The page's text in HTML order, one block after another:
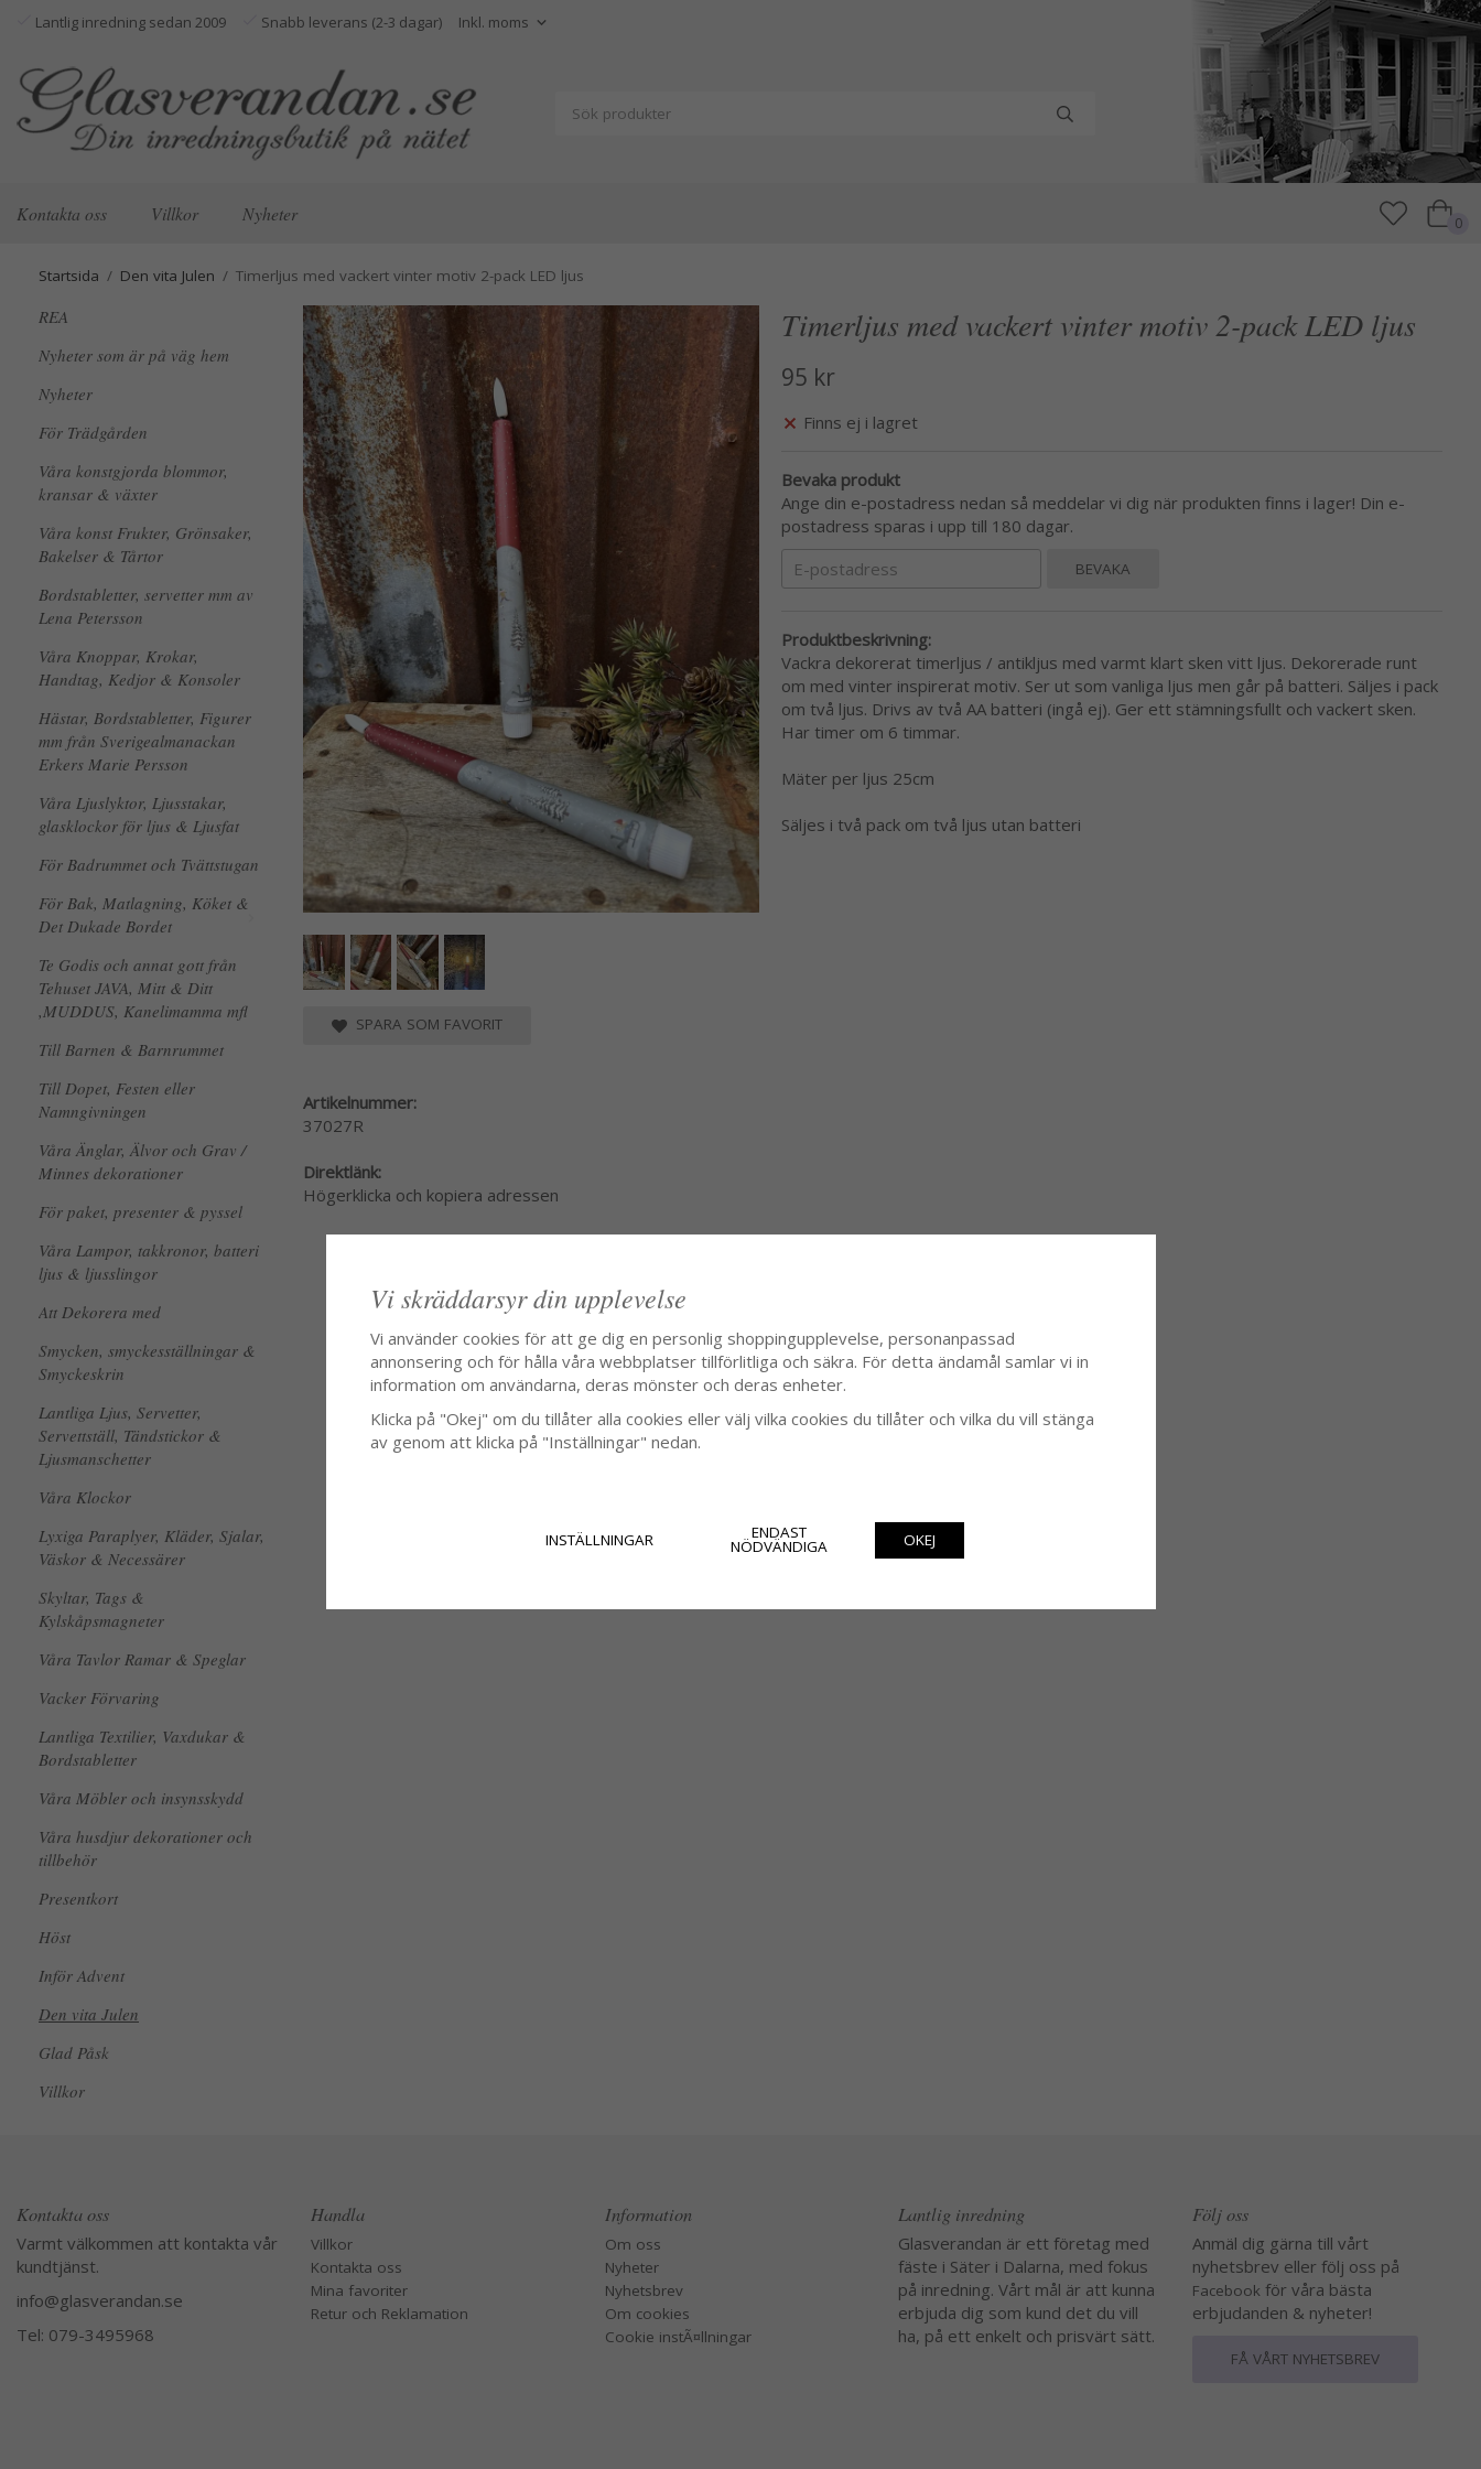
Lantlig inredning sedan 2009 Snabb leverans (2-3 dagar)
Kontakta oss Villkor Nyheter 0
Startsida / Den vita Julen / Timerljus med vackert vinter motiv 2-pack LED ljus
REA
Nyheter som är på väg hem
Nyheter
För Trädgården
Våra konstgjorda blommor,
kransar & växter
Våra konst Frukter, Grönsaker,
Bakelser & Tårtor
Bordstabletter, servetter mm av
Lena Petersson
Våra Knoppar, Krokar,
Handtag, Kedjor & Konsoler
Hästar, Bordstabletter, Figurer
mm från Sverigealmanackan
Erkers Marie Persson
Våra Ljuslyktor, Ljusstakar,
glasklockor för ljus & Ljusfat
För Badrummet och Tvättstugan
För Bak, Matlagning, Köket &
Det Dukade Bordet
Te Godis och annat gott från
Tehuset JAVA, Mitt & Ditt
,MUDDUS, Kanelimamma mfl
Till Barnen & Barnrummet
Till Dopet, Festen eller
Namngivningen
Våra Änglar, Älvor och Grav /
Minnes dekorationer
För paket, presenter & pyssel
Våra Lampor, takkronor, batteri
ljus & ljusslingor
Att Dekorera med
Smycken, smyckesställningar &
Smyckeskrin
Lantliga Ljus, Servetter,
Servettställ, Tändstickor &
Ljusmanschetter
Våra Klockor
Lyxiga Paraplyer, Kläder, Sjalar,
Väskor & Necessärer
Skyltar, Tags &
Kylskåpsmagneter
Våra Tavlor Ramar & Speglar
Vacker Förvaring
Lantliga Textilier, Vaxdukar &
Bordstabletter
Våra Möbler och insynsskydd
Våra husdjur dekorationer och
tillbehör
Presentkort
Höst
Inför Advent
Den vita Julen
Glad Påsk
Villkor
Timerljus med vackert vinter motiv 2-pack LED ljus
95 kr
Finns ej i lagret
Bevaka produkt
Ange din e-postadress nedan så meddelar vi dig när produkten finns i lager! Din e-
postadress sparas i upp till 180 dagar.
BEVAKA
Produktbeskrivning:
Vackra dekorerat timerljus / antikljus med varmt klart sken vitt ljus. Dekorerade runt
om med vinter inspirerat motiv. Ser ut som vanliga ljus men går på batteri. Säljes i pack
om två ljus. Drivs av två AA batteri (ingå ej). Ger ett stämningsfullt och vackert sken.
Har timer om 6 timmar.
Mäter per ljus 25cm
Säljes i två pack om två ljus utan batteri
SPARA SOM FAVORIT
Artikelnummer:
37027R
Direktlänk:
Högerklicka och kopiera adressen
Kontakta oss
Varmt välkommen att kontakta vår
kundtjänst.
info@glasverandan.se
Tel: 079-3495968
Handla
Villkor
Kontakta oss
Mina favoriter
Retur och Reklamation
Information
Om oss
Nyheter
Nyhetsbrev
Om cookies
Cookie instÃ¤llningar
Lantlig inredning
Glasverandan är ett företag med
fäste i Säter i Dalarna, med fokus
på inredning. Vårt mål är att kunna
erbjuda dig som kund det du vill
ha, på ett enkelt och prisvärt sätt.
Följ oss
Anmäl dig gärna till vårt
nyhetsbrev eller följ oss på
Facebook för våra bästa
erbjudanden & nyheter!
FÅ VÅRT NYHETSBREV
Vi skräddarsyr din upplevelse
Vi använder cookies för att ge dig en personlig shoppingupplevelse, personanpassad
annonsering och för hålla våra webbplatser tillförlitliga och säkra. För detta ändamål samlar vi in
information om användarna, deras mönster och deras enheter.
Klicka på "Okej" om du tillåter alla cookies eller välj vilka cookies du tillåter och vilka du vill stänga
av genom att klicka på "Inställningar" nedan.
INSTÄLLNINGAR ENDAST
NÖDVÄNDIGA OKEJ